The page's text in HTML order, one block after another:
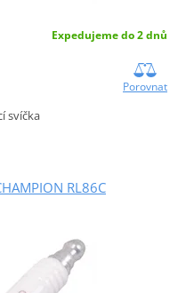
Expedujeme do 2 dnů
Porovnat
svíčka
RL86C